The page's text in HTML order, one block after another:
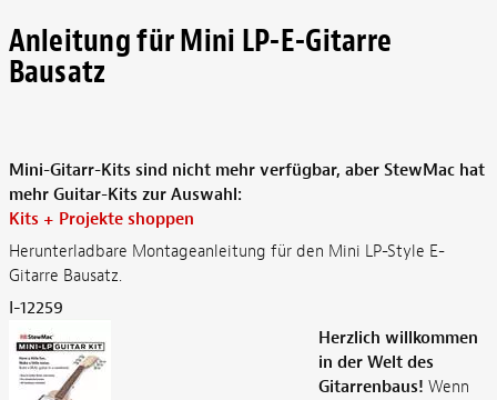
Anleitung für Mini LP-E-Gitarre
Bausatz
Mini-Gitarr-Kits sind nicht mehr verfügbar, aber StewMac hat
mehr Guitar-Kits zur Auswahl:
Kits + Projekte shoppen
Herunterladbare Montageanleitung für den Mini LP-Style E-
Gitarre Bausatz.
I-12259
Herzlich willkommen
in der Welt des
Gitarrenbaus! Wenn